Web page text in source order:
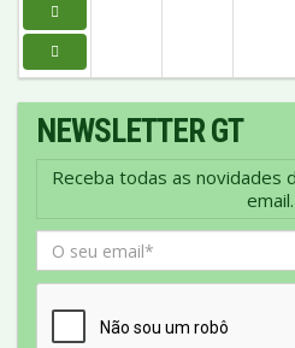
NEWSLETTER GT
Receba todas as novidades
email.